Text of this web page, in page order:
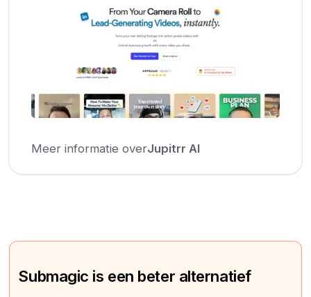
Meer informatie overJupitrr AI
Submagic is een beter alternatief